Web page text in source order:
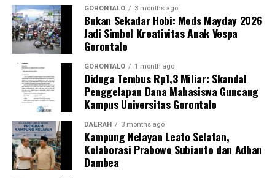
“Kehadiran mahasiswa mempercepat jangkauan skema
active case findingTBC yang dicanangkan pemerintah.
Sinergi multisektor antara perguruan tinggi, dinas
kesehatan, puskesmas, dan pemerintah desa seperti
inilah yang menjadi kunci sukses pembentukan
masyarakat sadar sehat,” jelas Dr. Vivien.
Masyarakat Desa Luwoo menyambut antusias agenda
terpadu ini. Ratusan warga memanfaatkan layanan
pemeriksaan kesehatan gratis sekaligus berkonsultasi
mengenai pola hidup bersih dan sehat (PHBS)
pencegahan tuberkulosis.
GORONTALO 3 months ago
Bukan Sekadar Hobi: Mods Mayday 2026
Jadi Simbol Kreativitas Anak Vespa
Gorontalo
GORONTALO 1 month ago
Diduga Tembus Rp1,3 Miliar: Skandal
Penggelapan Dana Mahasiswa Guncang
Kampus Universitas Gorontalo
DAERAH 3 months ago
Kampung Nelayan Leato Selatan,
Kolaborasi Prabowo Subianto dan Adhan
Dambea